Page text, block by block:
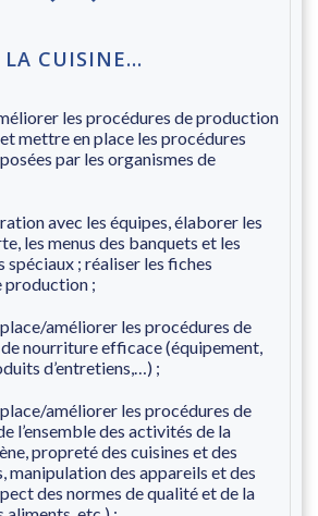
LA CUISINE…
les procédures de production
mettre en place les procédures
par les organismes de
avec les équipes, élaborer les
les menus des banquets et les
spéciaux ; réaliser les fiches
production ;
améliorer les procédures de
nourriture efficace (équipement,
d’entretiens,…) ;
améliorer les procédures de
l’ensemble des activités de la
propreté des cuisines et des
manipulation des appareils et des
des normes de qualité et de la